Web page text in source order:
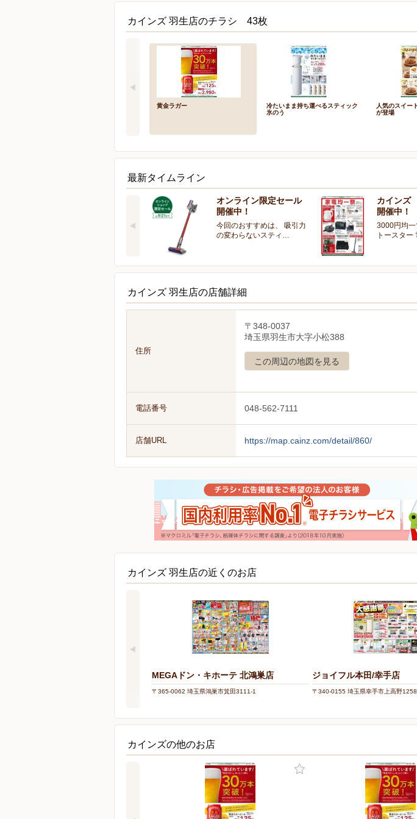
カインズ 羽生店のチラシ 43枚
黄金ラガー
冷たいまま持ち運べるスティック
氷のう
人気のスイー
が登場
最新タイムライン
オンライン限定セール
開催中！
今回のおすすめは、 吸引力
の変わらないスティ…
カインズ
開催中！
3000円均
トースタ
カインズ 羽生店の店舗詳細
住所
〒348-0037
埼玉県羽生市大字小松388
この周辺の地図を見る
電話番号 048-562-7111
店舗URL https://map.cainz.com/detail/860/
カインズ 羽生店の近くのお店
MEGAドン・キホーテ 北鴻巣店
〒365-0062 埼玉県鴻巣市箕田3111-1
ジョイフル本田/幸手店
〒340-0155 埼玉県幸手市上高野
カインズの他のお店